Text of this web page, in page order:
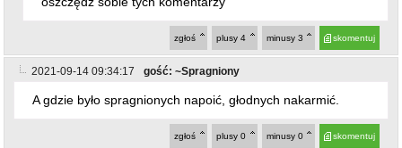
NAJCZĘŚCIEJ CZYTANE
Pożar poddasza domu w
Starczowie [foto] [aktualizacja]